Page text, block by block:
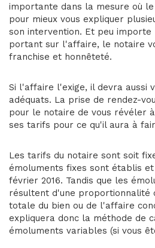
importante dans la mesure où
pour mieux vous expliquer
son intervention. Et peu importe
portant sur l'affaire, le notaire
franchise et honnêteté.
Si l'affaire l'exige, il devra aussi
adéquats. La prise de rendez-
pour le notaire de vous révéler
ses tarifs pour ce qu'il aura à
Les tarifs du notaire sont soit
émoluments fixes sont établis
février 2016. Tandis que les
résultent d'une proportionnalité
totale du bien ou de l'affaire
expliquera donc la méthode de
émoluments variables (si vous